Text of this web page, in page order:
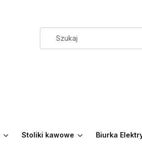
Stoliki kawowe Biurka